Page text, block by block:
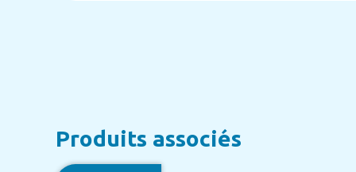
Produits associés